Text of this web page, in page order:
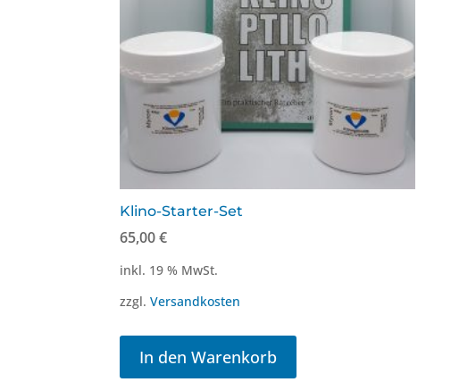
Klino-Starter-Set
65,00€
inkl. 19 % MwSt.
zzgl.Versandkosten
In den Warenkorb